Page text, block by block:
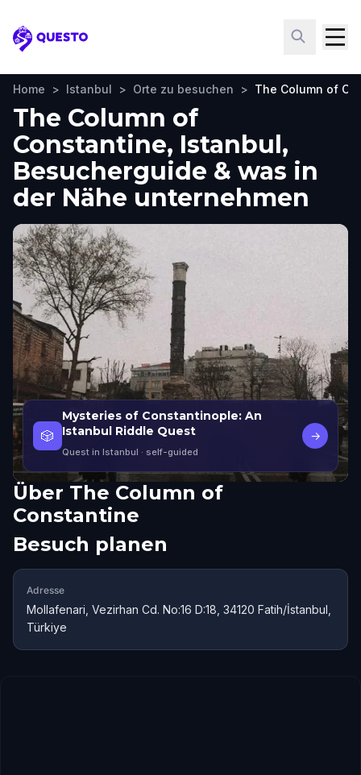
Questo
Home > Istanbul > Orte zu besuchen > The Column of
The Column of
Constantine, Istanbul,
Besucherguide & was in
der Nähe unternehmen
🎲
Mysteries of Constantinople: An
Istanbul Riddle Quest
Quest in Istanbul · self-guided
→
Über The Column of
Constantine
Besuch planen
Adresse
Mollafenari, Vezirhan Cd. No:16 D:18, 34120 Fatih/İstanbul,
Türkiye